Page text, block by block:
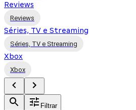
Reviews
Reviews
Séries, TV e Streaming
Séries, TV e Streaming
Xbox
Xbox
Filtrar